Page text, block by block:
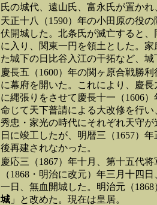
氏の城代、遠山氏、富永氏が置か
天正十八（1590）年の小田原の役
伏開城した。北条氏が滅亡すると
に入り、関東一円を領土とした。
た城下の日比谷入江の干拓など、
慶長五（1600）年の関ヶ原合戦勝
に幕府を開いた。これにより、慶長
に縄張りをさせて慶長十一（1606
命じて天下普請による大改修を行
秀忠・家光の時代にそれぞれ天守
日に竣工したが、明暦三（1657）
後再建されなかった。
慶応三（1867）年十月、第十五代
（1868・明治に改元）年三月十四
一日、無血開城した。明治元（
城 」と改めた。現在は皇居。